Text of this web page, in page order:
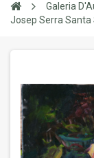
Galeria
Josep Serra Santa